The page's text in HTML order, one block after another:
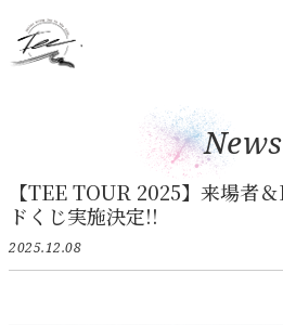
News
【TEE TOUR 2025】来場者
ドくじ実施決定!!
2025.12.08